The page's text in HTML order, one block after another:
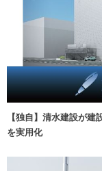
【独自】清水建設が
を実用化